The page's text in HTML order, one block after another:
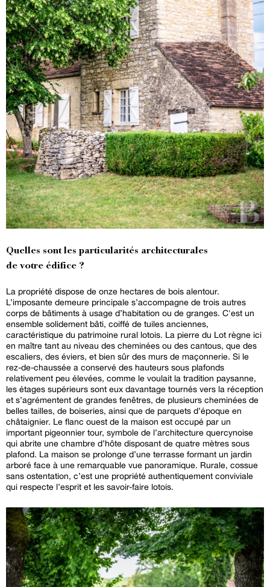
Quelles sont les particularités architecturales
de votre édifice ?
La propriété dispose de onze hectares de bois alentour.
L’imposante demeure principale s’accompagne de trois autres
corps de bâtiments à usage d’habitation ou de granges. C'est un
ensemble solidement bâti, coiffé de tuiles anciennes,
caractéristique du patrimoine rural lotois. La pierre du Lot règne ici
en maître tant au niveau des cheminées ou des cantous, que des
escaliers, des éviers, et bien sûr des murs de maçonnerie. Si le
rez-de-chaussée a conservé des hauteurs sous plafonds
relativement peu élevées, comme le voulait la tradition paysanne,
les étages supérieurs sont eux davantage tournés vers la réception
et s’agrémentent de grandes fenêtres, de plusieurs cheminées de
belles tailles, de boiseries, ainsi que de parquets d’époque en
châtaignier. Le flanc ouest de la maison est occupé par un
important pigeonnier tour, symbole de l’architecture quercynoise
qui abrite une chambre d’hôte disposant de quatre mètres sous
plafond. La maison se prolonge d’une terrasse formant un jardin
arboré face à une remarquable vue panoramique. Rurale, cossue
sans ostentation, c’est une propriété authentiquement conviviale
qui respecte l’esprit et les savoir-faire lotois.